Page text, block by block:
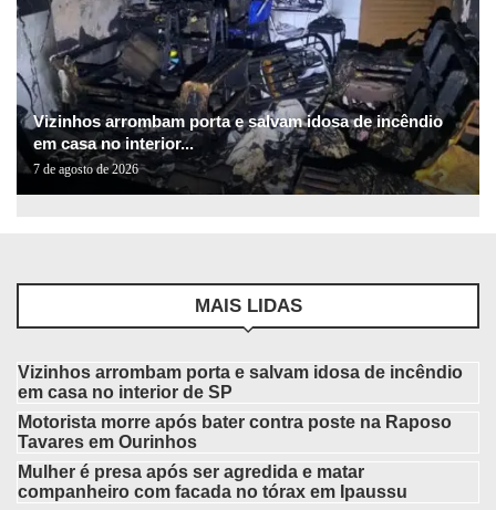
Vizinhos arrombam porta e salvam idosa de incêndio
em casa no interior...
7 de agosto de 2026
MAIS LIDAS
Vizinhos arrombam porta e salvam idosa de incêndio
em casa no interior de SP
Motorista morre após bater contra poste na Raposo
Tavares em Ourinhos
Mulher é presa após ser agredida e matar
companheiro com facada no tórax em Ipaussu